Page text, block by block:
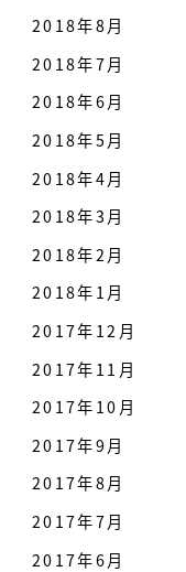
2018年8月
2018年7月
2018年6月
2018年5月
2018年4月
2018年3月
2018年2月
2018年1月
2017年12月
2017年11月
2017年10月
2017年9月
2017年8月
2017年7月
2017年6月